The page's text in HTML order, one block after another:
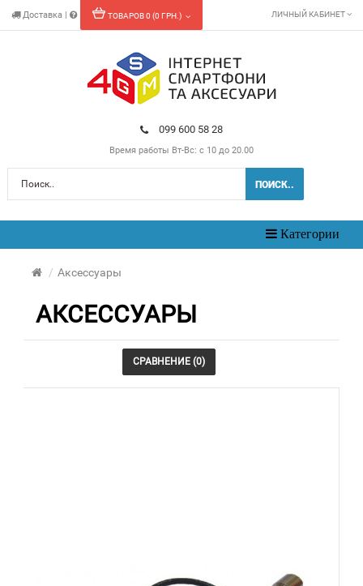
Доставка | ЛИЧНЫЙ КАБИНЕТ
099 600 58 28
Время работы Вт-Вс: с 10 до 20.00
ТОВАРОВ 0 (0 ГРН.)
ПОИСК..
Toggle
navigation
Категории
Аксессуары
АКСЕССУАРЫ
СРАВНЕНИЕ (0)